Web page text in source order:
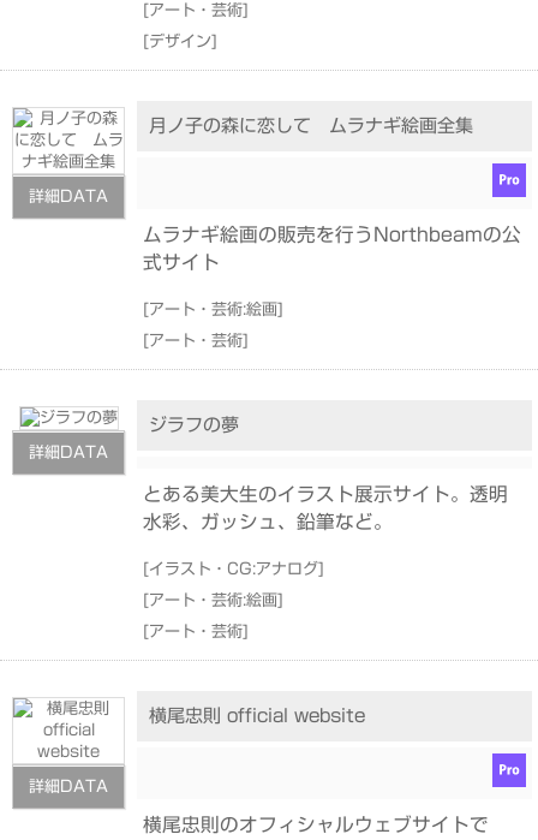
[アート・芸術]
[デザイン]
詳細DATA
月ノ子の森に恋して ムラナギ絵画全集
ムラナギ絵画の販売を行うNorthbeamの公
式サイト
[アート・芸術:絵画]
[アート・芸術]
詳細DATA
ジラフの夢
とある美大生のイラスト展示サイト。透明
水彩、ガッシュ、鉛筆など。
[イラスト・CG:アナログ]
[アート・芸術:絵画]
[アート・芸術]
詳細DATA
横尾忠則 official website
横尾忠則のオフィシャルウェブサイトで